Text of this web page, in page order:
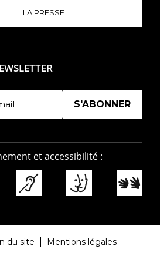
LA PRESSE
et accessibilité :
du site Mentions légales